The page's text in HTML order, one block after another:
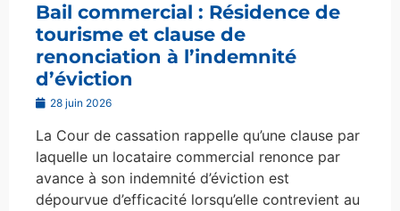
Bail commercial : Résidence de
tourisme et clause de
renonciation à l’indemnité
d’éviction
28 juin 2026
La Cour de cassation rappelle qu’une clause par
laquelle un locataire commercial renonce par
avance à son indemnité d’éviction est
dépourvue d’efficacité lorsqu’elle contrevient au